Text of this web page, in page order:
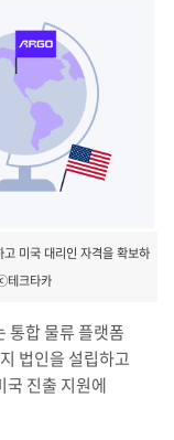
미국 대리인 자격을 확보하
테크타카
통합 물류 플랫폼
법인을 설립하고
국 진출 지원에